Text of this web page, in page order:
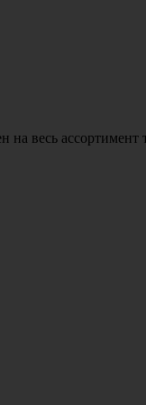
весь